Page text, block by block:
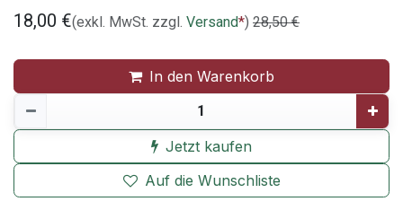
18,00 €(exkl. MwSt. zzgl. Versand*) 28,50€
In den Warenkorb
Jetzt kaufen
Auf die Wunschliste